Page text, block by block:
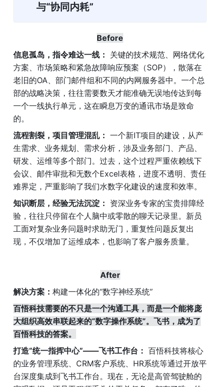
与“协同内耗”
Before
信息孤岛，指令难达一线： 关键的技术规范、网络优化
方案、市场策略和紧急故障响应预案（SOP），散落在
老旧的OA、部门邮件组和不同的内网服务器中。一个总
部的战略决策，往往需要数天才能准确无误地传达到每
一个一线执行单元，这在瞬息万变的通讯市场是致命
的。
流程割裂，项目管理混乱： 一个新IT项目的建设，从产
生需求、业务规划、需求分析，涉及业务部门、产品、
研发、运维等多个部门。过去，这个过程严重依赖线下
会议、邮件审批和无数个Excel表格，进度不透明、责任
难界定，严重影响了我们水数字化建设的速度和效率。
知识断层，经验无法沉淀： 资深业务专家的宝贵排障经
验，往往只停留在个人脑中或零散的聊天记录里。新员
工面对复杂业务问题时求助无门，重复性问题反复出
现，不仅增加了运维成本，也影响了客户服务质量。
After
解决方案： 构建一体化的“数字神经系统”
百悟科技需要的不只是一个沟通工具，而是一个能将庞
大组织高效串联起来的“数字操作系统”。飞书，成为了
百悟科技的答案。
打造“统一指挥中心”——飞书工作台： 百悟科技将核心
的业务管理系统、CRM客户系统、HR系统等通过开放平
台深度集成到飞书工作台。现在，无论是高管驾驶舱的